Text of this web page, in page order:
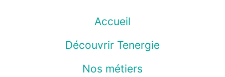
Accueil
Découvrir Tenergie
Nos métiers